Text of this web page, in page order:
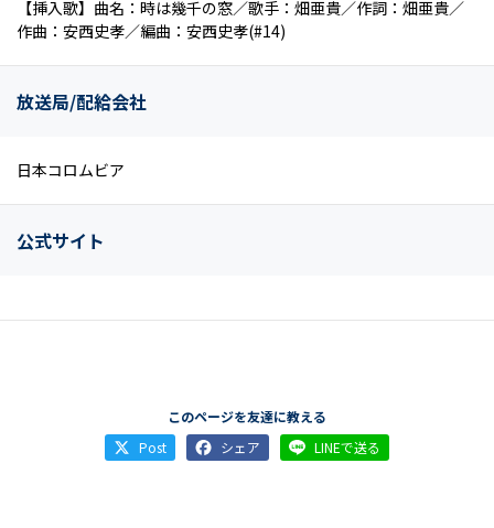
【挿入歌】曲名：時は幾千の窓／歌手：畑亜貴／作詞：畑亜貴／
作曲：安西史孝／編曲：安西史孝(#14)
放送局/配給会社
日本コロムビア
公式サイト
このページを友達に教える
Post
シェア LINEで送る